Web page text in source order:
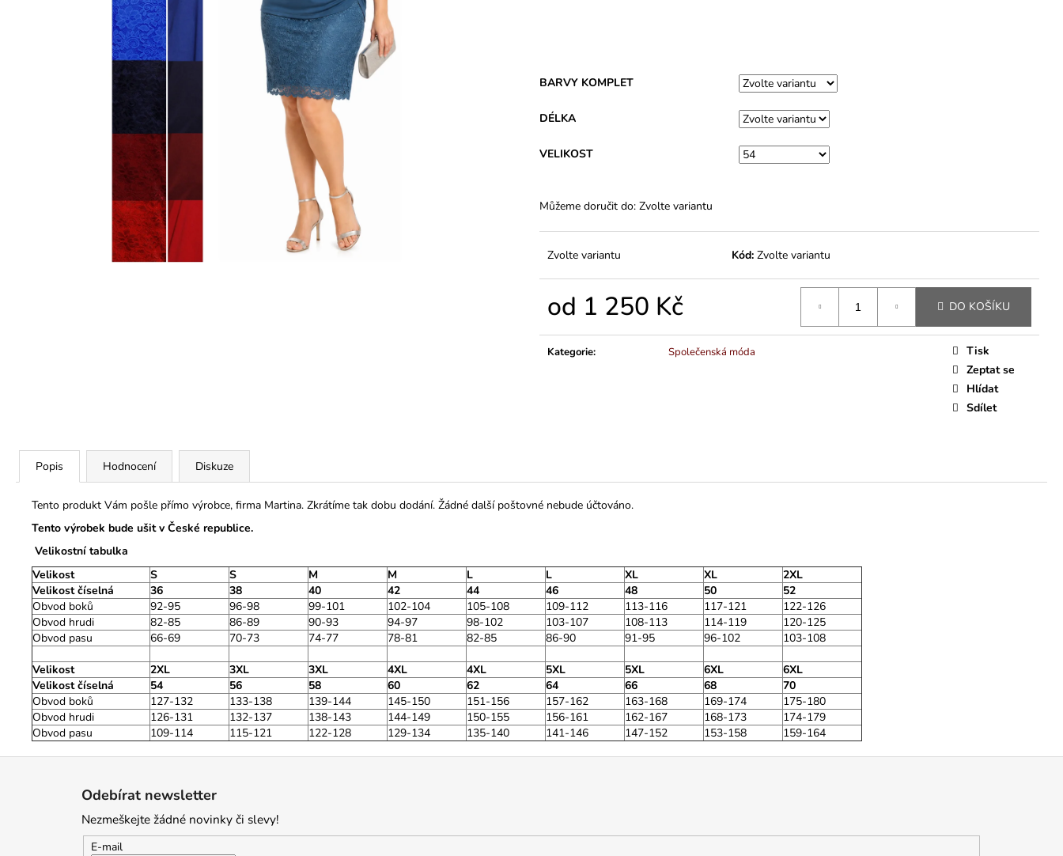
BARVY KOMPLET
DÉLKA
VELIKOST
Můžeme doručit do: Zvolte variantu
Zvolte variantu Kód: Zvolte variantu
od 1 250 Kč DO KOŠÍKU
Kategorie: Společenská móda
Tisk
Zeptat se
Hlídat
Sdílet
Popis Hodnocení Diskuze
Tento produkt Vám pošle přímo výrobce, firma Martina. Zkrátíme tak dobu dodání. Žádné další poštovné nebude účtováno.
Tento výrobek bude ušit v České republice.
Velikostní tabulka
Velikost
S S M M L L XL XL
2XL
Velikost číselná
36 38 40 42 44 46 48 50
52
Obvod boků
92-95 96-98 99-101 102-104 105-108 109-112 113-116 117-121
122-126
Obvod hrudi
82-85 86-89 90-93 94-97 98-102 103-107 108-113 114-119
120-125
Obvod pasu
66-69 70-73 74-77 78-81 82-85 86-90 91-95 96-102 103-108
Velikost 2XL 3XL 3XL 4XL 4XL 5XL 5XL 6XL
6XL
Velikost číselná
54 56 58 60 62 64 66 68
70
Obvod boků
127-132 133-138 139-144 145-150 151-156 157-162 163-168 169-174
175-180
Obvod hrudi
126-131 132-137 138-143 144-149 150-155 156-161 162-167 168-173
174-179
Obvod pasu
109-114 115-121 122-128 129-134 135-140 141-146 147-152 153-158 159-164
1 290 Kč
1 200 Kč
Odebírat newsletter
Nezmeškejte žádné novinky či slevy!
E-mail